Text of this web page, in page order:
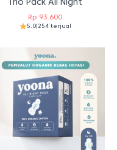
Rp 93.600
5.0|254 terjual